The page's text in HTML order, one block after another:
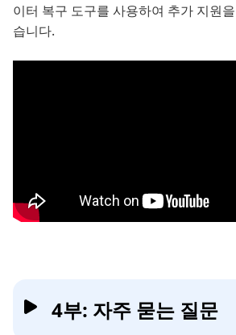
이터 복구 도구를 사용하여 추가 지원
습니다.
4부: 자주 묻는 질문